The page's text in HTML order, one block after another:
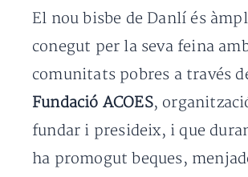
El nou bisbe de Danlí és
conegut per la seva feina
comunitats pobres a través
Fundació ACOES,
fundar i presideix, i que
ha promogut beques,